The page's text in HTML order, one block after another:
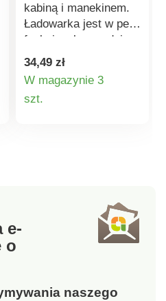
kabiną i manekinem.
Ładowarka jest w pełni
funkcjonalna, nadaje
się do piasku i do
domu, wykonana z
wysokiej jakości
tworzywa sztucznego
34,49 zł
W magazynie 3
szt.
e-
o
naszego